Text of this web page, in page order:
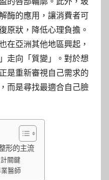
酶的應用，讓消費者可
原狀，降低心理負擔。
在亞洲其他地區興起，
走向「質變」。對於想
是重新審視自己需求的
而是尋找最適合自己臉
形的主流
關鍵
醫師